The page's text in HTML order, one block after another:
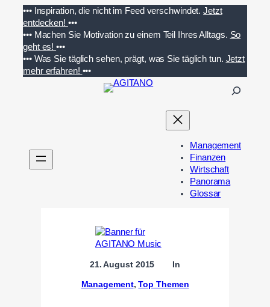
Inhalt
springen
••• Inspiration, die nicht im Feed verschwindet. Jetzt
entdecken! •••
••• Machen Sie Motivation zu einem Teil Ihres Alltags. So
geht es!•••
••• Was Sie täglich sehen, prägt, was Sie täglich tun. Jetzt
mehr erfahren! •••
n
Management
Finanzen
Wirtschaft
Panorama
Glossar
21. August 2015 In
Management, Top Themen